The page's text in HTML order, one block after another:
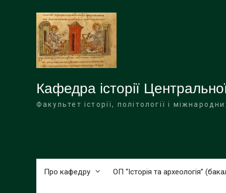
Кафедра історії
Факультет історії, політології і
Про кафедру ОП “Історія та археологія”